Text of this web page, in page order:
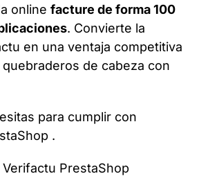
online facture de forma 100
. Convierte la
en una ventaja competitiva
de cabeza con
para cumplir con
.
PrestaShop